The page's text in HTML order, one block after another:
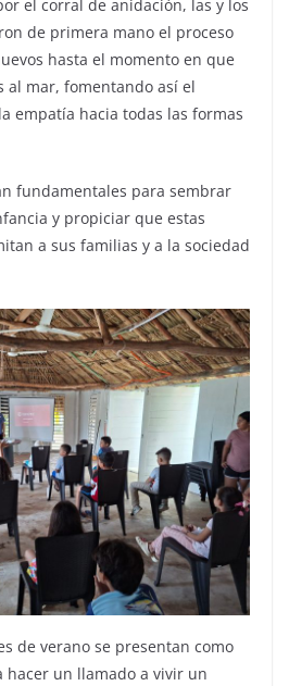
el corral de anidación, las y los
de primera mano el proceso
hasta el momento en que
al mar, fomentando así el
empatía hacia todas las formas
fundamentales para sembrar
y propiciar que estas
a sus familias y a la sociedad
de verano se presentan como
un llamado a vivir un